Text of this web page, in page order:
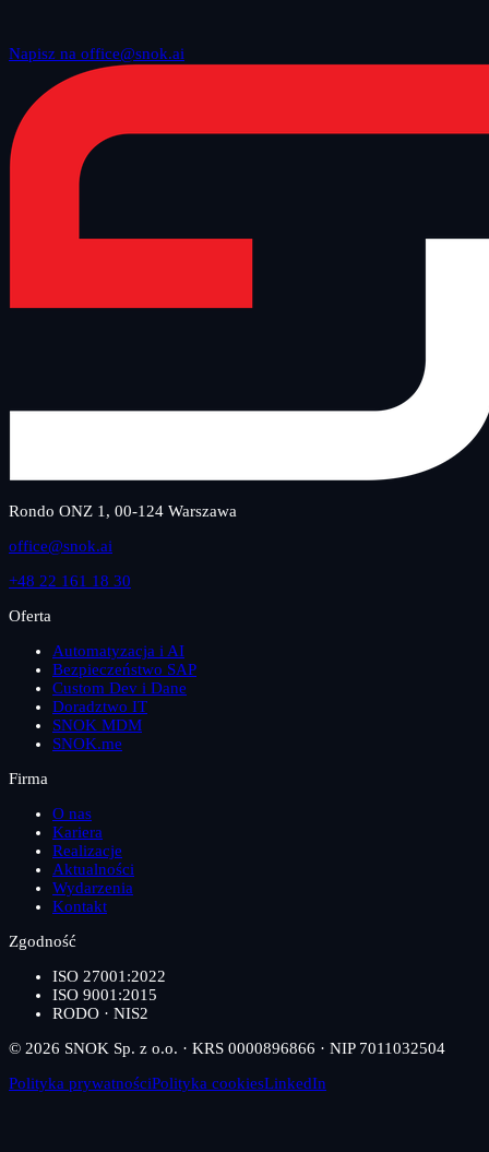
Napisz na office@snok.ai
Rondo ONZ 1, 00-124 Warszawa
office@snok.ai
+48 22 161 18 30
Oferta
Automatyzacja i AI
Bezpieczeństwo SAP
Custom Dev i Dane
Doradztwo IT
SNOK MDM
SNOK.me
Firma
O nas
Kariera
Realizacje
Aktualności
Wydarzenia
Kontakt
Zgodność
ISO 27001:2022
ISO 9001:2015
RODO · NIS2
© 2026 SNOK Sp. z o.o. · KRS 0000896866 · NIP 7011032504
Polityka prywatnościPolityka cookiesLinkedIn